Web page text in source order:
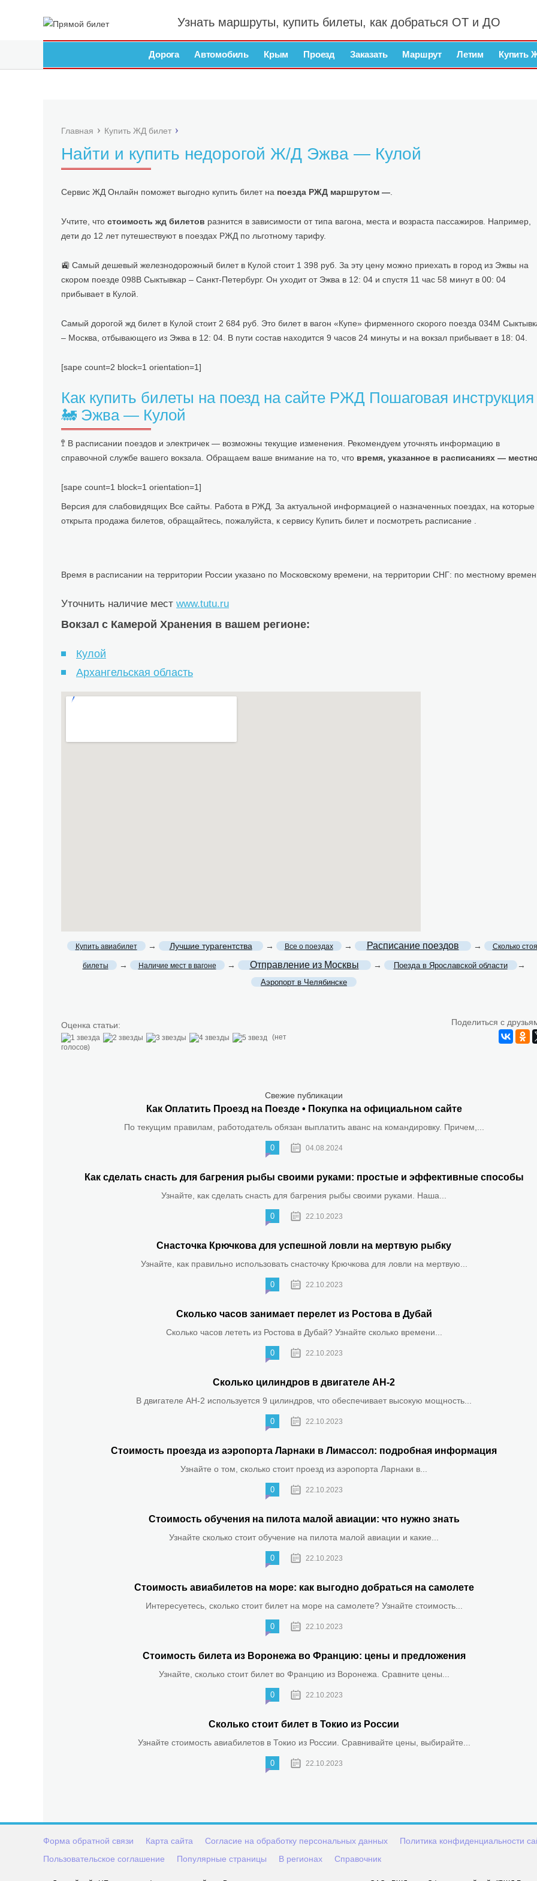
Узнать маршруты, купить билеты, как добраться ОТ и ДО
Дорога Автомобиль Крым Проезд Заказать Маршрут Летим Купить
Главная Купить ЖД билет
Найти и купить недорогой Ж/Д Эжва — Кулой
Сервис ЖД Онлайн поможет выгодно купить билет на поезда РЖД маршрутом —.
Учтите, что стоимость жд билетов разнится в зависимости от типа вагона, места и возраста пассажиров. Например,
дети до 12 лет путешествуют в поездах РЖД по льготному тарифу.
🚉 Самый дешевый железнодорожный билет в Кулой стоит 1 398 руб. За эту цену можно приехать в город из Эжвы на
скором поезде 098В Сыктывкар – Санкт-Петербург. Он уходит от Эжва в 12: 04 и спустя 11 час 58 минут в 00: 04
прибывает в Кулой.
Самый дорогой жд билет в Кулой стоит 2 684 руб. Это билет в вагон «Купе» фирменного скорого поезда 034М
– Москва, отбывающего из Эжва в 12: 04. В пути состав находится 9 часов 24 минуты и на вокзал прибывает в 18: 04.
[sape count=2 block=1 orientation=1]
Как купить билеты на поезд на сайте РЖД Пошаговая инструкция
🚂 Эжва — Кулой
🚏 В расписании поездов и электричек — возможны текущие изменения. Рекомендуем уточнять информацию в
справочной службе вашего вокзала. Обращаем ваше внимание на то, что время, указанное в расписаниях —
[sape count=1 block=1 orientation=1]
Версия для слабовидящих Все сайты. Работа в РЖД. За актуальной информацией о назначенных поездах, на которые
открыта продажа билетов, обращайтесь, пожалуйста, к сервису Купить билет и посмотреть расписание .
Время в расписании на территории России указано по Московскому времени, на территории СНГ: по местному
Уточнить наличие мест www.tutu.ru
Вокзал с Камерой Хранения в вашем регионе:
Кулой
Архангельская область
Купить авиабилет → Лучшие турагентства → Все о поездах → Расписание поездов → Сколько
билеты → Наличие мест в вагоне → Отправление из Москвы → Поезда в Ярославской области →
Аэропорт в Челябинске
Оценка статьи:
(нет
голосов)
Поделиться с
Свежие публикации
Как Оплатить Проезд на Поезде • Покупка на официальном сайте
По текущим правилам, работодатель обязан выплатить аванс на командировку. Причем,...
0 04.08.2024
Как сделать снасть для багрения рыбы своими руками: простые и эффективные способы
Узнайте, как сделать снасть для багрения рыбы своими руками. Наша...
0 22.10.2023
Снасточка Крючкова для успешной ловли на мертвую рыбку
Узнайте, как правильно использовать снасточку Крючкова для ловли на мертвую...
0 22.10.2023
Сколько часов занимает перелет из Ростова в Дубай
Сколько часов лететь из Ростова в Дубай? Узнайте сколько времени...
0 22.10.2023
Сколько цилиндров в двигателе АН-2
В двигателе АН-2 используется 9 цилиндров, что обеспечивает высокую мощность...
0 22.10.2023
Стоимость проезда из аэропорта Ларнаки в Лимассол: подробная информация
Узнайте о том, сколько стоит проезд из аэропорта Ларнаки в...
0 22.10.2023
Стоимость обучения на пилота малой авиации: что нужно знать
Узнайте сколько стоит обучение на пилота малой авиации и какие...
0 22.10.2023
Стоимость авиабилетов на море: как выгодно добраться на самолете
Интересуетесь, сколько стоит билет на море на самолете? Узнайте стоимость...
0 22.10.2023
Стоимость билета из Воронежа во Францию: цены и предложения
Узнайте, сколько стоит билет во Францию из Воронежа. Сравните цены...
0 22.10.2023
Сколько стоит билет в Токио из России
Узнайте стоимость авиабилетов в Токио из России. Сравнивайте цены, выбирайте...
0 22.10.2023
Форма обратной связи Карта сайта Согласие на обработку персональных данных
Политика конфиденциальности
Пользовательское соглашение
Популярные страницы В регионах Справочник